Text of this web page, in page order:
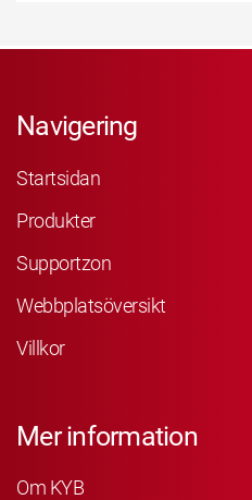
Navigering
Startsidan
Produkter
Supportzon
Webbplatsöversikt
Villkor
Mer information
Om KYB